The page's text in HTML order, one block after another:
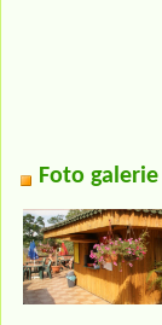
Foto galerie